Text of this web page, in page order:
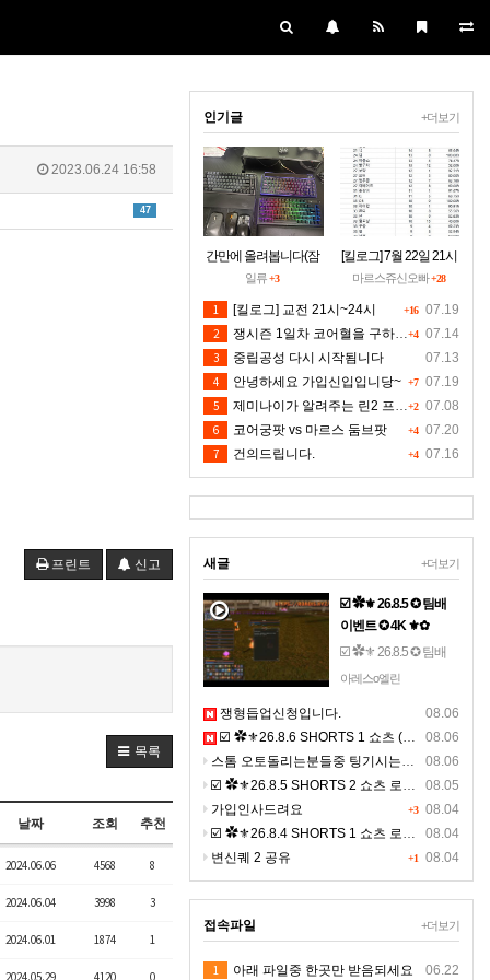
2023.06.24 16:58
47
프린트 신고
목록
날짜 조회 추천
2024.06.06 4568 8
2024.06.04 3998 3
2024.06.01 1874 1
2024.05.29 4120 0
+더보기
인기글
간만에 올려봅니다(잠
시 집에들러)
일류+3
[킬로그] 7월 22일 21시
~24시30분 [수정본]
마르스쥬신오빠+28
+16 07.19
1 [킬로그] 교전 21시~24시
+4 07.14
2
쟁시즌 1일차 코어혈을 구하소서
07.13
3 중립공성 다시 시작됨니다
+7 07.19
4 안녕하세요 가입신입입니당~
+2 07.08
5 제미나이가 알려주는 린2 프리서버 렉 클라팅김 대처법입니다 저도 신뢰는 안하지만 한번 해보시길 유저분들의 마음입니다 ^^
+4 07.20
6 코어궁팟 vs 마르스 둠브팟
+4 07.16
7 건의드립니다.
+더보기
새글
☑️ ✿⚜ 26.8.5 ✪ 팀배
이벤트 ✪ 4K ⚜✿
☑️ ✿⚜ 26.8.5 ✪ 팀배
이벤트 ✪ 4K ⚜✿☞ 톱
(고화질) 선명하게 영
상을 보세요. ☜
아레스o엘린
08.06
쟁형듭업신청입니다.
08.06
☑️ ✿⚜26.8.6 SHORTS 1 쇼츠 (BGM) ⚜✿
08.06
스톰 오토돌리는분들중 팅기시는분있나요 ?ㅠㅠ
08.05
☑️ ✿⚜26.8.5 SHORTS 2 쇼츠 로드 (BGM) ⚜✿ 고화질
+3 08.04
가입인사드려요
08.04
☑️ ✿⚜26.8.4 SHORTS 1 쇼츠 로드 (BGM) ⚜✿ 고화질
+1 08.04
변신퀘 2 공유
+더보기
접속파일
06.22
1 아래 파일중 한곳만 받음되세요